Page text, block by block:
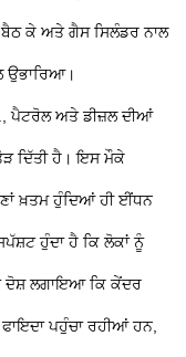
ਕੇ ਅਤੇ ਗੈਸ ਸਿਲੰਡਰ ਨਾਲ
ਉਭਾਰਿਆ।
ਪੈਟਰੋਲ ਅਤੇ ਡੀਜ਼ਲ ਦੀਆਂ
ਦਿੱਤੀ ਹੈ।ਇਸ ਮੌਕੇ
ਖ਼ਤਮ ਹੁੰਦਿਆਂ ਹੀ ਈਂਧਨ
ਹੁੰਦਾ ਹੈ ਕਿ ਲੋਕਾਂ ਨੂੰ
ਦੋਸ਼ ਲਗਾਇਆ ਕਿ ਕੇਂਦਰ
ਪਹੁੰਚਾ ਰਹੀਆਂ ਹਨ,